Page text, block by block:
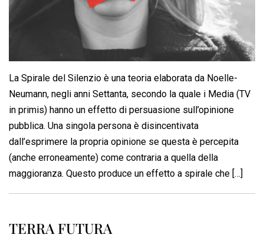
La Spirale del Silenzio è una teoria elaborata da Noelle-
Neumann, negli anni Settanta, secondo la quale i Media (TV
in primis) hanno un effetto di persuasione sull’opinione
pubblica. Una singola persona è disincentivata
dall’esprimere la propria opinione se questa è percepita
(anche erroneamente) come contraria a quella della
maggioranza. Questo produce un effetto a spirale che […]
TERRA FUTURA